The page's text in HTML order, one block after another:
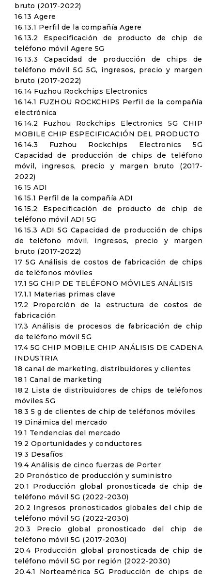
bruto (2017-2022)
16.13 Agere
16.13.1 Perfil de la compañía Agere
16.13.2 Especificación de producto de chip de
teléfono móvil Agere 5G
16.13.3 Capacidad de producción de chips de
teléfono móvil 5G 5G, ingresos, precio y margen
bruto (2017-2022)
16.14 Fuzhou Rockchips Electronics
16.14.1 FUZHOU ROCKCHIPS Perfil de la compañía
electrónica
16.14.2 Fuzhou Rockchips Electronics 5G CHIP
MOBILE CHIP ESPECIFICACIÓN DEL PRODUCTO
16.14.3 Fuzhou Rockchips Electronics 5G
Capacidad de producción de chips de teléfono
móvil, ingresos, precio y margen bruto (2017-
2022)
16.15 ADI
16.15.1 Perfil de la compañía ADI
16.15.2 Especificación de producto de chip de
teléfono móvil ADI 5G
16.15.3 ADI 5G Capacidad de producción de chips
de teléfono móvil, ingresos, precio y margen
bruto (2017-2022)
17 5G Análisis de costos de fabricación de chips
de teléfonos móviles
17.1 5G CHIP DE TELÉFONO MÓVILES ANÁLISIS
17.1.1 Materias primas clave
17.2 Proporción de la estructura de costos de
fabricación
17.3 Análisis de procesos de fabricación de chip
de teléfono móvil 5G
17.4 5G CHIP MOBILE CHIP ANÁLISIS DE CADENA
INDUSTRIA
18 canal de marketing, distribuidores y clientes
18.1 Canal de marketing
18.2 Lista de distribuidores de chips de teléfonos
móviles 5G
18.3 5 g de clientes de chip de teléfonos móviles
19 Dinámica del mercado
19.1 Tendencias del mercado
19.2 Oportunidades y conductores
19.3 Desafíos
19.4 Análisis de cinco fuerzas de Porter
20 Pronóstico de producción y suministro
20.1 Producción global pronosticada de chip de
teléfono móvil 5G (2022-2030)
20.2 Ingresos pronosticados globales del chip de
teléfono móvil 5G (2022-2030)
20.3 Precio global pronosticado del chip de
teléfono móvil 5G (2017-2030)
20.4 Producción global pronosticada de chip de
teléfono móvil 5G por región (2022-2030)
20.4.1 Norteamérica 5G Producción de chips de